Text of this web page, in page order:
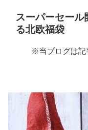
スーパーセール
る北欧福袋
※当ブログは記